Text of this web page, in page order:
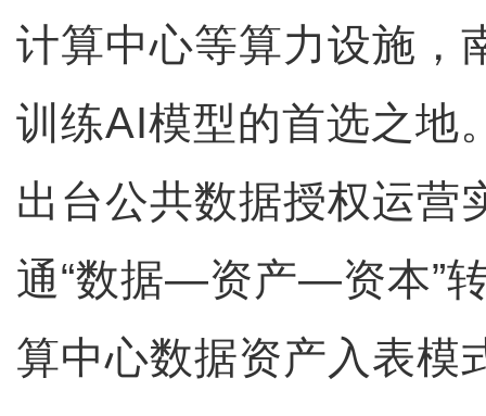
计算中心等算力设施，
训练AI模型的首选之地
出台公共数据授权运营
通“数据—资产—资本”
算中心数据资产入表模